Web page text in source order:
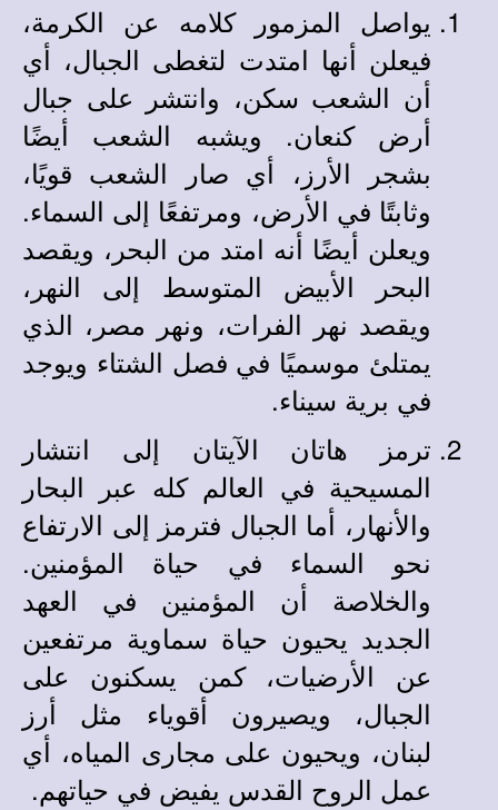
يواصل المزمور كلامه عن الكرمة،
فيعلن أنها امتدت لتغطى الجبال، أي
أن الشعب سكن، وانتشر على جبال
أرض كنعان. ويشبه الشعب أيضًا
بشجر الأرز، أي صار الشعب قويًا،
وثابتًا في الأرض، ومرتفعًا إلى السماء.
ويعلن أيضًا أنه امتد من البحر، ويقصد
البحر الأبيض المتوسط إلى النهر،
ويقصد نهر الفرات، ونهر مصر، الذي
يمتلئ موسميًا في فصل الشتاء ويوجد
في برية سيناء.
ترمز هاتان الآيتان إلى انتشار
المسيحية في العالم كله عبر البحار
والأنهار، أما الجبال فترمز إلى الارتفاع
نحو السماء في حياة المؤمنين.
والخلاصة أن المؤمنين في العهد
الجديد يحيون حياة سماوية مرتفعين
عن الأرضيات، كمن يسكنون على
الجبال، ويصيرون أقوياء مثل أرز
لبنان، ويحيون على مجارى المياه، أي
عمل الروح القدس يفيض في حياتهم.